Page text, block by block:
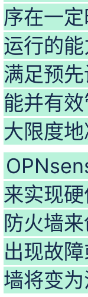
序在一
运行的
满足预
能并有
大限度
来实现
防火墙
出现故
墙将变